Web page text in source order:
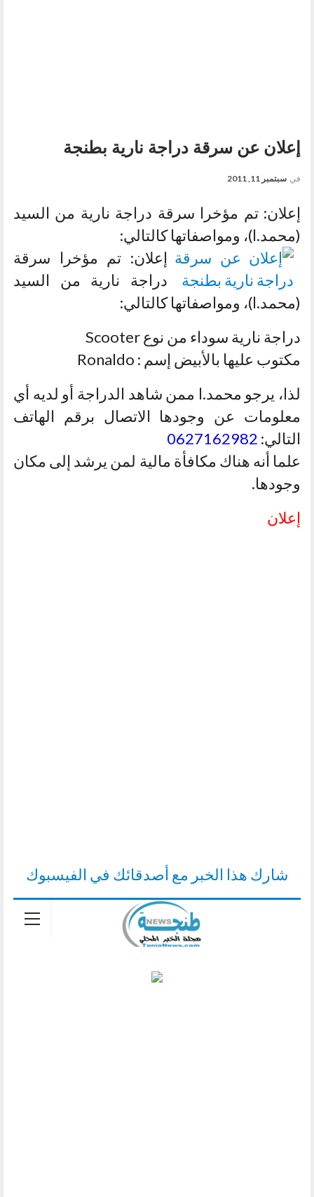
إعلان عن سرقة دراجة نارية بطنجة
في سبتمبر 11, 2011
إعلان: تم مؤخرا سرقة دراجة نارية من السيد
(محمد.ا)، ومواصفاتها كالتالي:
إعلان: تم مؤخرا سرقة
دراجة نارية من السيد
(محمد.ا)، ومواصفاتها كالتالي:
دراجة نارية سوداء من نوع Scooter
مكتوب عليها بالأبيض إسم : Ronaldo
لذا، يرجو محمد.ا ممن شاهد الدراجة أو لديه أي
معلومات عن وجودها الاتصال برقم الهاتف
التالي: 0627162982
علما أنه هناك مكافأة مالية لمن يرشد إلى مكان
وجودها.
إعلان
شارك هذا الخبر مع أصدقائك في الفيسبوك